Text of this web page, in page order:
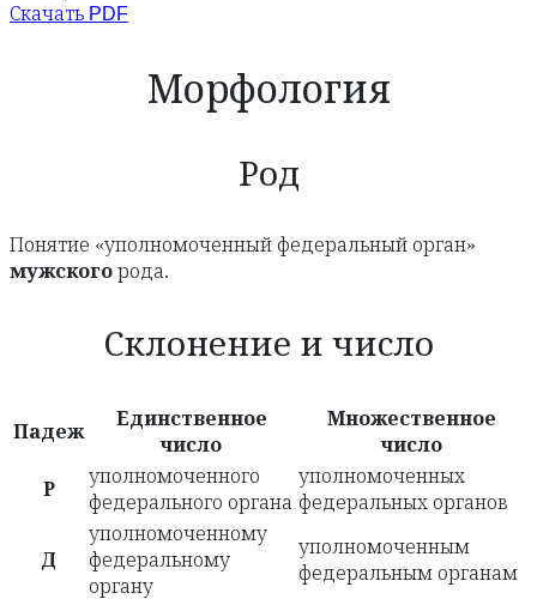
Скачать PDF
Морфология
Род
Понятие «уполномоченный федеральный орган»
мужского рода.
Склонение и число
Падеж
Единственное
число
Множественное
число
Р
уполномоченного
федерального органа
уполномоченных
федеральных органов
Д
уполномоченному
федеральному
органу
уполномоченным
федеральным органам